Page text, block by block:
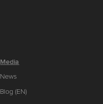
Media
News
Blog (EN)